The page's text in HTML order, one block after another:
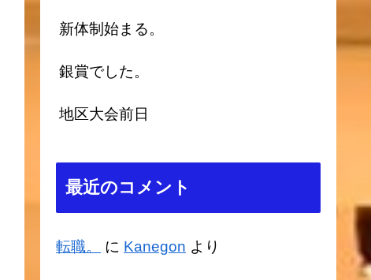
新体制始まる。
銀賞でした。
地区大会前日
最近のコメント
転職。 に Kanegon より